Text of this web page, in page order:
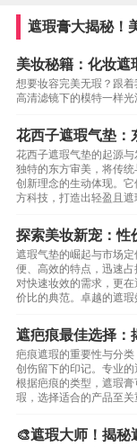
遮瑕膏大揭秘！
美妆秘籍：化妆遮
想要妆容完美无瑕？跟
高清滤镜下的模特一样光
花西子遮瑕气垫：
花西子遮瑕气垫的起源
独特的东方审美，将传
创新理念的生动体现。
方科技，打造出轻盈且
探索美妆新宠：性
遮瑕气垫的崛起与市场
便、高效的特点，迅速
对快速妆效的需求，更
价比的典范。卓越的遮
遮疤痕最佳选择：
疤痕遮瑕的重要性与分
创伤留下的印记。专业的
根据疤痕的类型，遮瑕
瑕，选择适合的产品至
🎨遮瑕大师！揭秘